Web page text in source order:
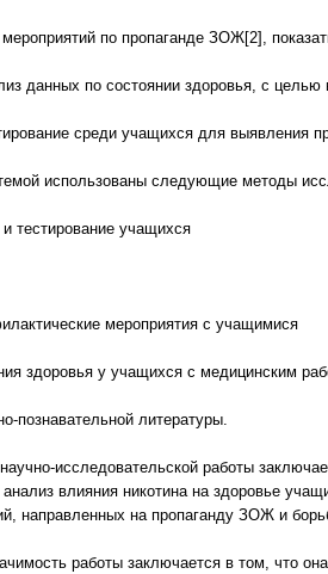
по пропаганде ЗОЖ[2],
данных по состоянии здоровья, с
среди учащихся для выявления
использованы следующие методы
и тестирование учащихся
мероприятия с учащимися
здоровья у учащихся с медицинским
познавательной литературы.
исследовательской работы
влияния никотина на здоровье
направленных на пропаганду ЗОЖ и
работы заключается в том, что